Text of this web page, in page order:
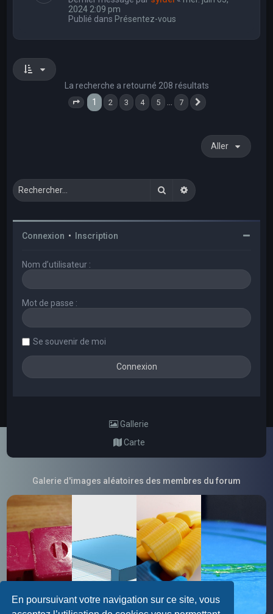
En poursuivant votre navigation sur ce site, vous
2024 2:09 pm
Publié dans Présentez-vous
La recherche a retourné 208 résultats
Page 1 sur
1 2 3 4 5 7
Aller
RechercherRecherche avancée
Connexion • Inscription
Nom d’utilisateur :
Mot de passe :
Se souvenir de moi
Gallerie
Carte
Galerie d'images aléatoires des membres du forum